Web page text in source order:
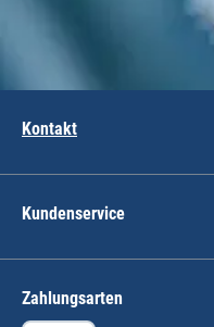
Kontakt
Kundenservice
Zahlungsarten